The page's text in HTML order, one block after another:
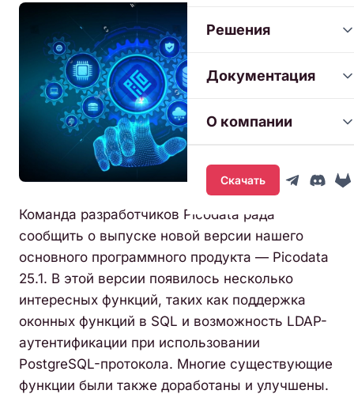
Решения
Документация
О компании
Скачать
Команда разработчиков Picodata рада
сообщить о выпуске новой версии нашего
основного программного продукта — Picodata
25.1. В этой версии появилось несколько
интересных функций, таких как поддержка
оконных функций в SQL и возможность LDAP-
аутентификации при использовании
PostgreSQL-протокола. Многие существующие
функции были также доработаны и улучшены.